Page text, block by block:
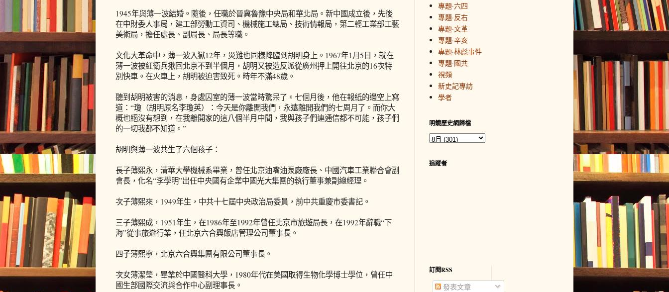
1945年與薄一波結婚。隨後，任職於晉冀魯豫中央局和華北局。新中國成立後，先後
在中財委人事局，建工部勞動工資司、機械施工總局、技術情報局，第二輕工業部工藝
美術局，擔任處長、副局長、局長等職。
文化大革命中，薄一波入獄12年，災難也同樣降臨到胡明身上。1967年1月5日，就在
薄一波被紅衛兵揪回北京不到半個月，胡明又被造反派從廣州押上開往北京的16次特
別快車。在火車上，胡明被迫害致死。時年不滿48歲。
聽到胡明被害的消息，身處囚室的薄一波當時驚呆了。七個月後，他在報紙的邊空上寫
道：“瓊（胡明原名李瓊英）：今天是你離開我們，永遠離開我們的七周月了。而你大
概也絕沒有想到，在我離開家的這八個半月中間，我與孩子們連通信都不可能，孩子們
的一切我都不知道。”
胡明與薄一波共生了六個孩子：
長子薄熙永，清華大學機械系畢業，曾任北京油嘴油泵廠廠長、中國汽車工業聯合會副
會長，化名“李學明”出任中央國有企業中國光大集團的執行董事兼副總經理。
次子薄熙來，1949年生，中共十七屆中央政治局委員，前中共重慶市委書記。
三子薄熙成，1951年生，在1986年至1992年曾任北京市旅遊局長，在1992年辭職“下
海”從事旅遊行業，任北京六合興飯店管理公司董事長。
四子薄熙寧，北京六合興集團有限公司董事長。
次女薄潔瑩，畢業於中國醫科大學，1980年代在美國取得生物化學博士學位，曾任中
國生部國際交流與合作中心副理事長。
專題·六四
專題·反右
專題·文革
專題·辛亥
專題·林彪事件
專題·國共
視頻
新史記專訪
學者
明鏡歷史網歸檔
追蹤者
訂閱RSS
發表文章